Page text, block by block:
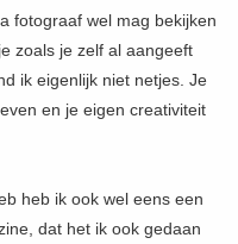
fotograaf wel mag bekijken
zoals je zelf al aangeeft
ik eigenlijk niet netjes. Je
en je eigen creativiteit
heb ik ook wel eens een
dat het ik ook gedaan